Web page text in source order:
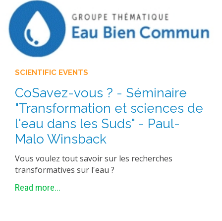
REGULAR SEMINARS
TRAINING COURSES
MASTER
ENGINEERING
EDUCATION AND TRAINING
THESES IN PROGRESS
PRODUCTION
METHODS AND TOOLS
SOFTWARE
SCIENTIFIC EVENTS
CoSavez-vous ? - Séminaire
"Transformation et sciences de
l'eau dans les Suds" - Paul-
Malo Winsback
Vous voulez tout savoir sur les recherches
transformatives sur l'eau ?
Read more...